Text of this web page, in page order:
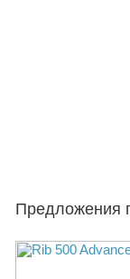
Предложения